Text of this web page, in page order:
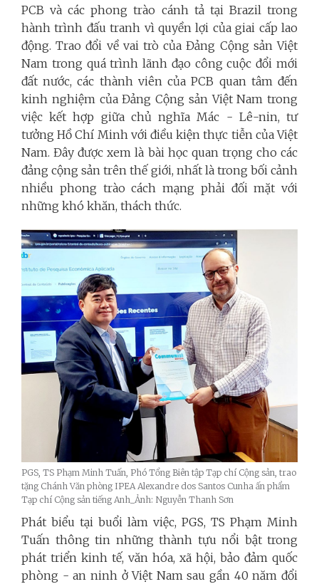
PCB và các phong trào cánh tả tại Brazil trong
hành trình đấu tranh vì quyền lợi của giai cấp lao
động. Trao đổi về vai trò của Đảng Cộng sản Việt
Nam trong quá trình lãnh đạo công cuộc đổi mới
đất nước, các thành viên của PCB quan tâm đến
kinh nghiệm của Đảng Cộng sản Việt Nam trong
việc kết hợp giữa chủ nghĩa Mác - Lê-nin, tư
tưởng Hồ Chí Minh với điều kiện thực tiễn của Việt
Nam. Đây được xem là bài học quan trọng cho các
đảng cộng sản trên thế giới, nhất là trong bối cảnh
nhiều phong trào cách mạng phải đối mặt với
những khó khăn, thách thức.
PGS, TS Phạm Minh Tuấn, Phó Tổng Biên tập Tạp chí Cộng sản, trao
tặng Chánh Văn phòng IPEA Alexandre dos Santos Cunha ấn phẩm
Tạp chí Cộng sản tiếng Anh_Ảnh: Nguyễn Thanh Sơn
Phát biểu tại buổi làm việc, PGS, TS Phạm Minh
Tuấn thông tin những thành tựu nổi bật trong
phát triển kinh tế, văn hóa, xã hội, bảo đảm quốc
phòng - an ninh ở Việt Nam sau gần 40 năm đổi